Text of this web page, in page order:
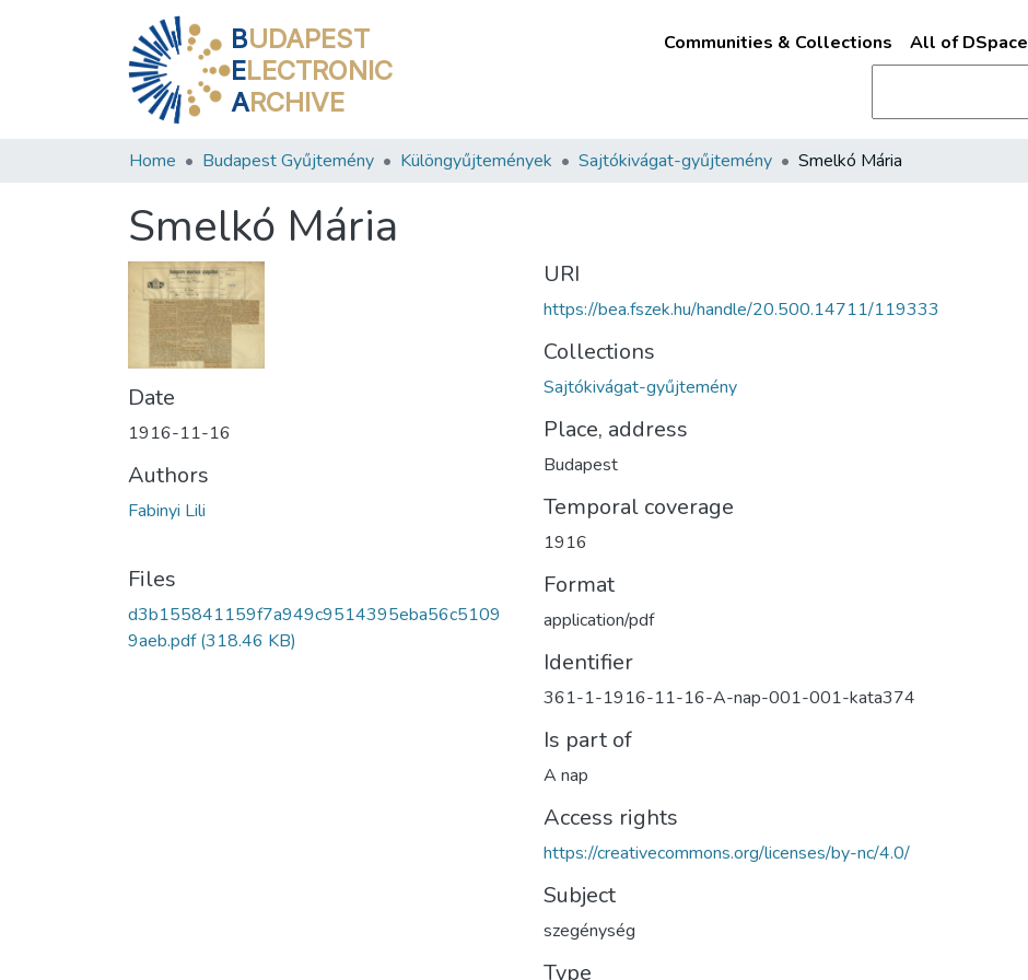
BUDAPEST
ELECTRONIC
ARCHIVE
Communities & Collections All of DSpace
Home Budapest Gyűjtemény Különgyűjtemények Sajtókivágat-gyűjtemény Smelkó Mária
Smelkó Mária
Date
1916-11-16
Authors
Fabinyi Lili
Files
d3b155841159f7a949c9514395eba56c5109
9aeb.pdf(318.46 KB)
URI
https://bea.fszek.hu/handle/20.500.14711/119333
Collections
Sajtókivágat-gyűjtemény
Place, address
Budapest
Temporal coverage
1916
Format
application/pdf
Identifier
361-1-1916-11-16-A-nap-001-001-kata374
Is part of
A nap
Access rights
https://creativecommons.org/licenses/by-nc/4.0/
Subject
szegénység
Type